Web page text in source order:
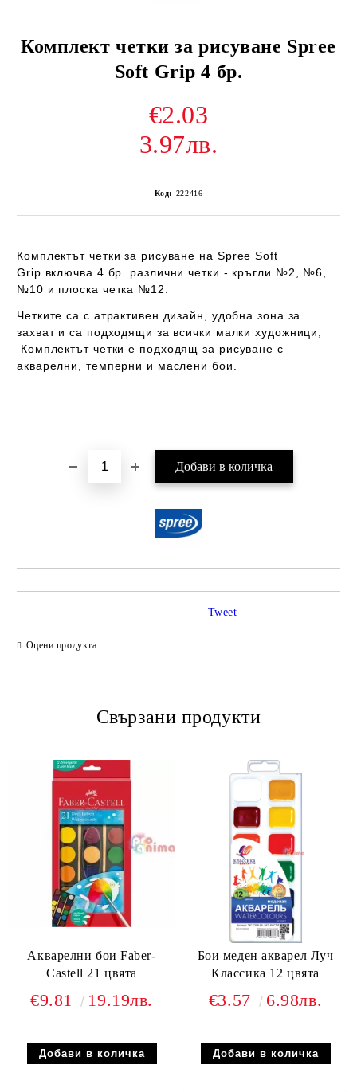
Комплект четки за рисуване Spree
Soft Grip 4 бр.
€2.03
3.97лв.
Код: 222416
Комплектът четки за рисуване на Spree Soft
Grip включва 4 бр. различни четки - кръгли №2, №6,
№10 и плоска четка №12.
Четките са с атрактивен дизайн, удобна зона за
захват и са подходящи за всички малки художници;
Комплектът четки е подходящ за рисуване с
акварелни, темперни и маслени бои.
Оцени продукта
Tweet
Свързани продукти
Акварелни бои Faber-
Castell 21 цвята
€9.81 19.19лв.
Бои меден акварел Луч
Классика 12 цвята
€3.57 6.98лв.